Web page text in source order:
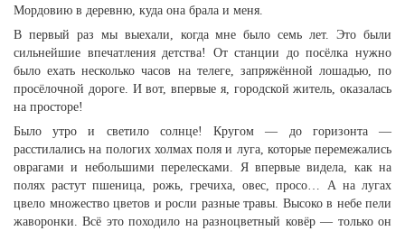
Мордовию в деревню, куда она брала и меня.
В первый раз мы выехали, когда мне было семь лет. Это были
сильнейшие впечатления детства! От станции до посёлка нужно
было ехать несколько часов на телеге, запряжённой лошадью, по
просёлочной дороге. И вот, впервые я, городской житель, оказалась
на просторе!
Было утро и светило солнце! Кругом — до горизонта —
расстилались на пологих холмах поля и луга, которые перемежались
оврагами и небольшими перелесками. Я впервые видела, как на
полях растут пшеница, рожь, гречиха, овес, просо… А на лугах
цвело множество цветов и росли разные травы. Высоко в небе пели
жаворонки. Всё это походило на разноцветный ковёр — только он